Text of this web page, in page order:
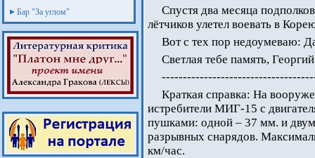
Бар "За углом"
Спустя два месяца
лётчиков улетел воевать в
Вот с тех пор недоумеваю:
Светлая тебе память,
Краткая справка: На
истребители МИГ-15 с
пушками: одной – 37 мм. и
разрывных снарядов.
км/час.